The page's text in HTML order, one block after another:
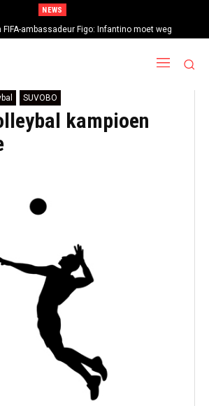
NEWS
FIFA-ambassadeur Figo: Infantino moet weg
SUVOBO
kampioen